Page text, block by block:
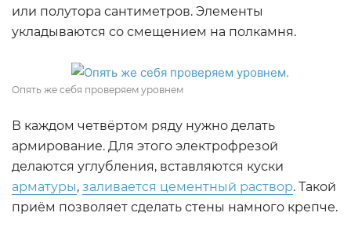
или полутора сантиметров. Элементы
укладываются со смещением на полкамня.
Опять же себя проверяем уровнем
В каждом четвёртом ряду нужно делать
армирование. Для этого электрофрезой
делаются углубления, вставляются куски
арматуры, заливается цементный раствор. Такой
приём позволяет сделать стены намного крепче.